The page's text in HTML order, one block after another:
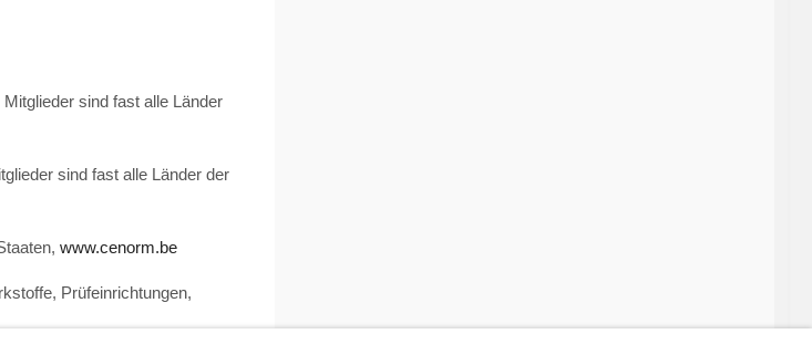
sind fast alle Länder
sind fast alle Länder der
www.cenorm.be
Prüfeinrichtungen,